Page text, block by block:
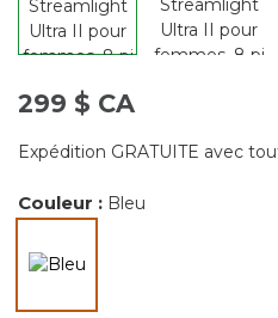
299 $ CA
Expédition GRATUITE avec
Couleur : Bleu